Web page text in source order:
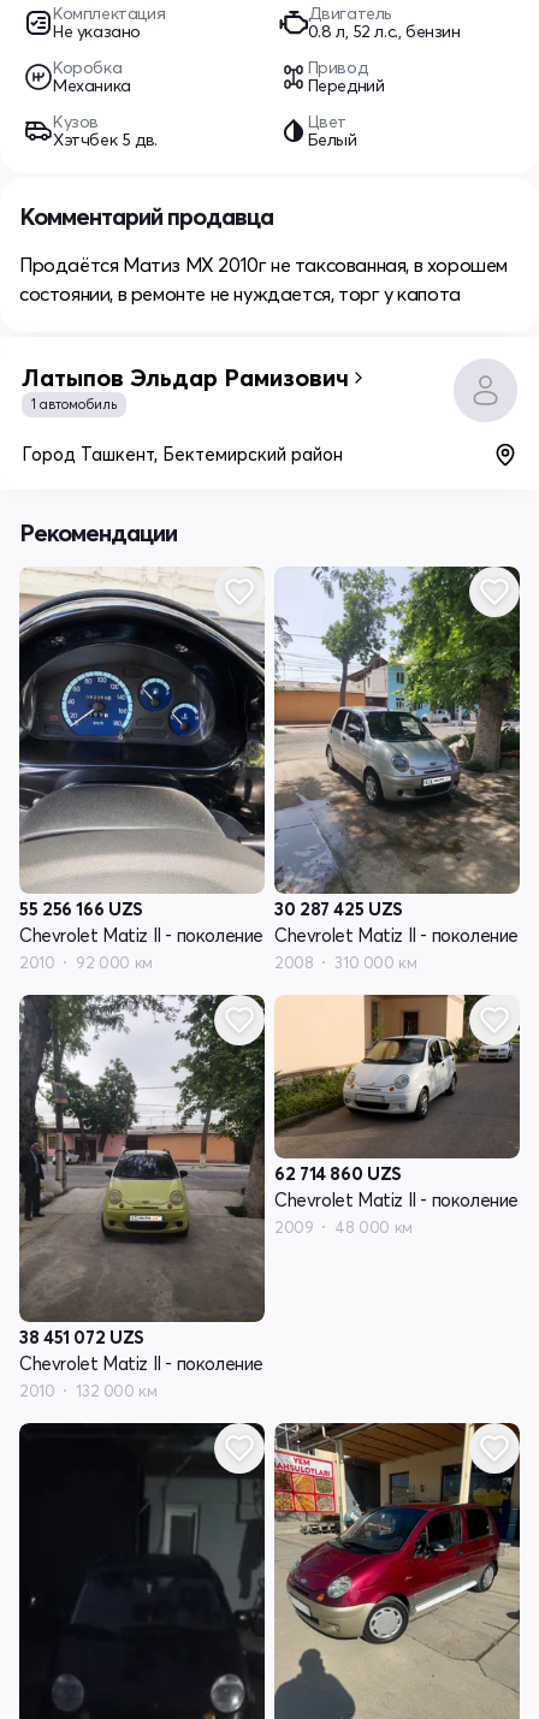
Комплектация
Не указано
Двигатель
0.8 л, 52 л.с., бензин
Коробка
Механика
Привод
Передний
Кузов
Хэтчбек 5 дв.
Цвет
Белый
Комментарий продавца
Продаётся Матиз МХ 2010г не таксованная, в хорошем
состоянии, в ремонте не нуждается, торг у капота
Латыпов Эльдар Рамизович
1 автомобиль
Город Ташкент, Бектемирский район
Рекомендации
55 256 166 UZS
Chevrolet Matiz II - поколение
2010 92 000 км
30 287 425 UZS
Chevrolet Matiz II - поколение
2008 310 000 км
38 451 072 UZS
Chevrolet Matiz II - поколение
2010 132 000 км
62 714 860 UZS
Chevrolet Matiz II - поколение
2009 48 000 км